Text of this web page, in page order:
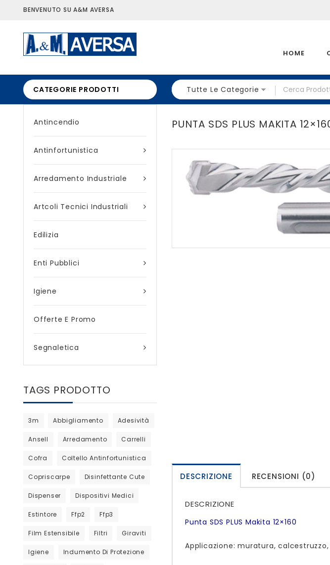
BENVENUTO SU A&M AVERSA
HOME
CATEGORIE PRODOTTI Tutte Le Categorie
Antincendio
Antinfortunistica
Arredamento Industriale
Artcoli Tecnici Industriali
Edilizia
Enti Pubblici
Igiene
Offerte E Promo
Segnaletica
PUNTA SDS PLUS MAKITA
DESCRIZIONE RECENSIONI (0)
DESCRIZIONE
Punta SDS PLUS Makita 12×160
Applicazione: muratura,
TAGS PRODOTTO
3m Abbigliamento Adesività
Ansell Arredamento Carrelli
Cofra Coltello Antinfortunistica
Copriscarpe Disinfettante Cute
Dispenser Dispositivi Medici
Estintore Ffp2 Ffp3
Film Estensibile Filtri Giraviti
Igiene Indumento Di Protezione